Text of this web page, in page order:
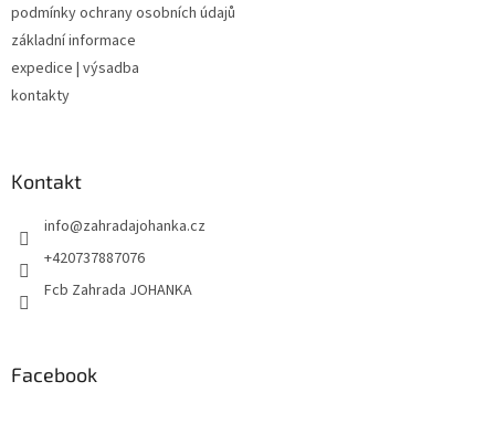
podmínky ochrany osobních údajů
základní informace
expedice | výsadba
kontakty
Kontakt
info@zahradajohanka.cz
+420737887076
Fcb Zahrada JOHANKA
Facebook